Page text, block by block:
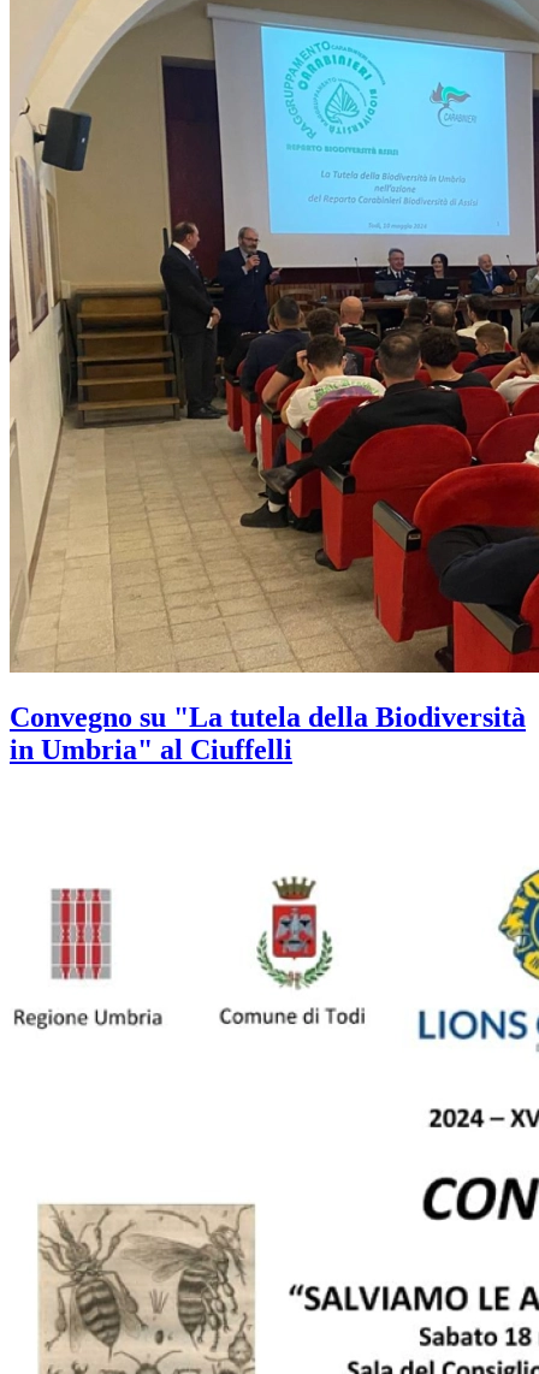
Convegno su "La tutela della Biodiversità
in Umbria" al Ciuffelli